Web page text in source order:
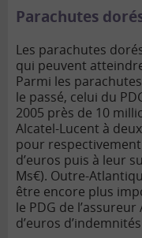
Parachutes
Les parachutes
qui peuvent
Parmi les
le passé, celui du
2005 près de 10
Alcatel-Lucent à
pour
d’euros puis à leur
Ms€). Outre-
être encore plus
le PDG de
d’euros